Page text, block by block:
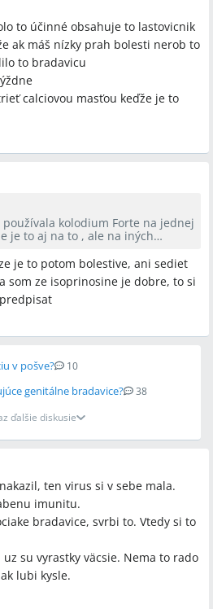
to účinné obsahuje to lastovicnik
ak máš nízky prah bolesti nerob to
to bradavicu
calciovou masťou keďže je to
používala kolodium Forte na jednej
je to aj na to , ale na iných
to účinné obsahuje to
takže ak máš nízky prah
to bradavicu
týždne
calciovou masťou keďže je to
je to potom bolestive, ani sediet
som ze isoprinosine je dobre, to si
v pošve? 10
genitálne bradavice?
38
ďalšie diskusie
ten virus si v sebe mala.
imunitu.
bradavice, svrbi to. Vtedy si to
su vyrastky väcsie. Nema to rado
lubi kysle.